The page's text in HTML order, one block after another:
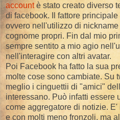
accountè stato creato diverso
di facebook. Il fattore
ovvero nell'utilizzo di
cognome propri. Fin dal mio
sempre sentito a mio agio
nell'interagire con altri avatar.
Poi Facebook ha fatto la sua
molte cose sono cambiate. Su
meglio i cinguettii di "amici"
interessano. Può infatti essere
come aggregatore di notizie.
e con molti meno fronzoli, ma